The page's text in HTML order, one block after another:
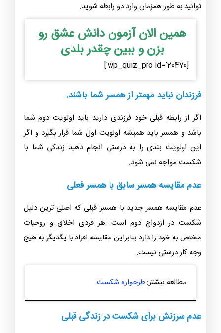
توانید به طور همزمان وارد دو رابطه شوید.
همین الان آزمون دانش عشق رو
بزن و ببین چقدر بلدی
[wp_quiz_pro id='20470']
فرزندان نباید مهمتر از همسر شما باشند.
اگر از رابطه قبلی خود فرزندی دارید باید اولویت دوم شما
باشد و همسر باید همیشه اولویت اول شما قرار بگیرد و اگر
این اولویت بندی را به درستی انجام دهید زندکی شما با
شکست مواجه نمی شود.
عدم مقایسه همسر سابق با همسر فعلی
عدم مقایسه همسر جدید با همسر قبلی که اصلی ترین دلیل
شکست در ازدواج دوم است. هر فردی اخلاق و روحیات
مختص به خود را دارد بنابراین مقایسه افراد با یگدیگر به هیج
وجه کار درستی نیست.
مطالعه بیشتر: طرحواره شکست
عدم سرزنش برای شکست در زندگی قبلی